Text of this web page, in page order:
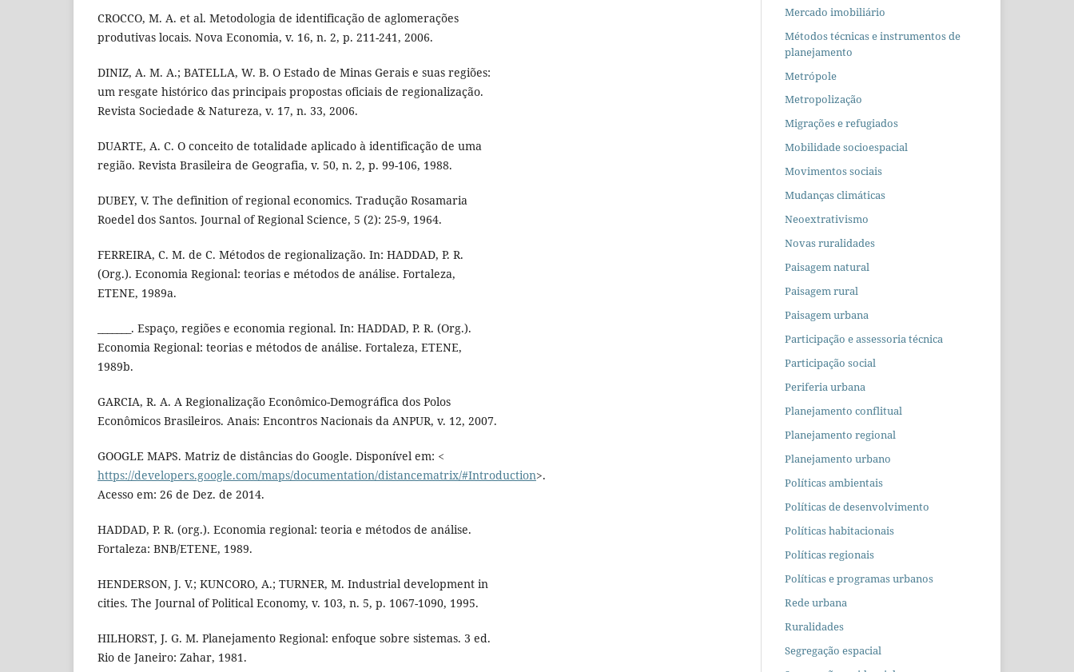
CROCCO, M. A. et al. Metodologia de identificação de aglomerações
produtivas locais. Nova Economia, v. 16, n. 2, p. 211-241, 2006.
DINIZ, A. M. A.; BATELLA, W. B. O Estado de Minas Gerais e suas regiões:
um resgate histórico das principais propostas oficiais de regionalização.
Revista Sociedade & Natureza, v. 17, n. 33, 2006.
DUARTE, A. C. O conceito de totalidade aplicado à identificação de uma
região. Revista Brasileira de Geografia, v. 50, n. 2, p. 99-106, 1988.
DUBEY, V. The definition of regional economics. Tradução Rosamaria
Roedel dos Santos. Journal of Regional Science, 5 (2): 25-9, 1964.
FERREIRA, C. M. de C. Métodos de regionalização. In: HADDAD, P. R.
(Org.). Economia Regional: teorias e métodos de análise. Fortaleza,
ETENE, 1989a.
_______. Espaço, regiões e economia regional. In: HADDAD, P. R. (Org.).
Economia Regional: teorias e métodos de análise. Fortaleza, ETENE,
1989b.
GARCIA, R. A. A Regionalização Econômico-Demográfica dos Polos
Econômicos Brasileiros. Anais: Encontros Nacionais da ANPUR, v. 12, 2007.
GOOGLE MAPS. Matriz de distâncias do Google. Disponível em: <
https://developers.google.com/maps/documentation/distancematrix/#Introduction>.
Acesso em: 26 de Dez. de 2014.
HADDAD, P. R. (org.). Economia regional: teoria e métodos de análise.
Fortaleza: BNB/ETENE, 1989.
HENDERSON, J. V.; KUNCORO, A.; TURNER, M. Industrial development in
cities. The Journal of Political Economy, v. 103, n. 5, p. 1067-1090, 1995.
HILHORST, J. G. M. Planejamento Regional: enfoque sobre sistemas. 3 ed.
Rio de Janeiro: Zahar, 1981.
Mercado imobiliário
Métodos técnicas e instrumentos de
planejamento
Metrópole
Metropolização
Migrações e refugiados
Mobilidade socioespacial
Movimentos sociais
Mudanças climáticas
Neoextrativismo
Novas ruralidades
Paisagem natural
Paisagem rural
Paisagem urbana
Participação e assessoria técnica
Participação social
Periferia urbana
Planejamento conflitual
Planejamento regional
Planejamento urbano
Políticas ambientais
Políticas de desenvolvimento
Políticas habitacionais
Políticas regionais
Políticas e programas urbanos
Rede urbana
Ruralidades
Segregação espacial